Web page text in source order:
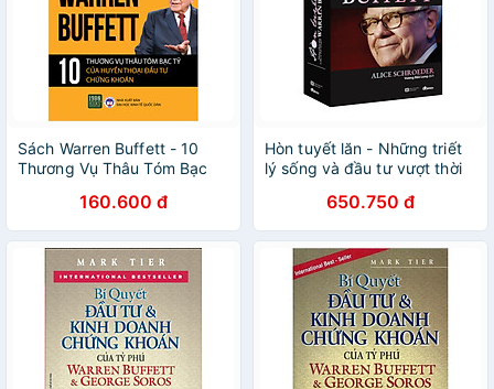
Sách Warren Buffett - 10
Thương Vụ Thâu Tóm Bạc
Chứng Khoán160.600 đ
Hòn tuyết lăn - Những triết
lý sống và đầu tư vượt thời
bản 2024)650.750 đ